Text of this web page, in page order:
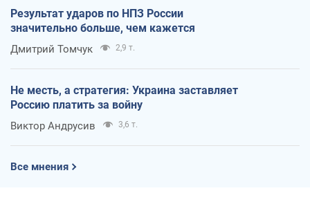
Результат ударов по НПЗ России
значительно больше, чем кажется
Дмитрий Томчук 2,9 т.
Не месть, а стратегия: Украина заставляет
Россию платить за войну
Виктор Андрусив 3,6 т.
Все мнения